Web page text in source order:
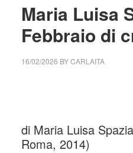
Maria Luisa
Febbraio di
16/02/2026 BYCARLAITA
di Maria Luisa
Roma, 2014)